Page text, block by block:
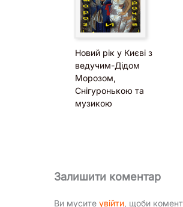
Новий рік у Києві з
ведучим-Дідом
Морозом,
Снігуронькою та
музикою
Залишити коментар
Ви мусите увійти , щоби